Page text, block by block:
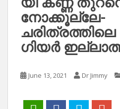
നോക്കൂല്ലേ-
ഗിയർ
June 13, 2021 Dr Jimmy